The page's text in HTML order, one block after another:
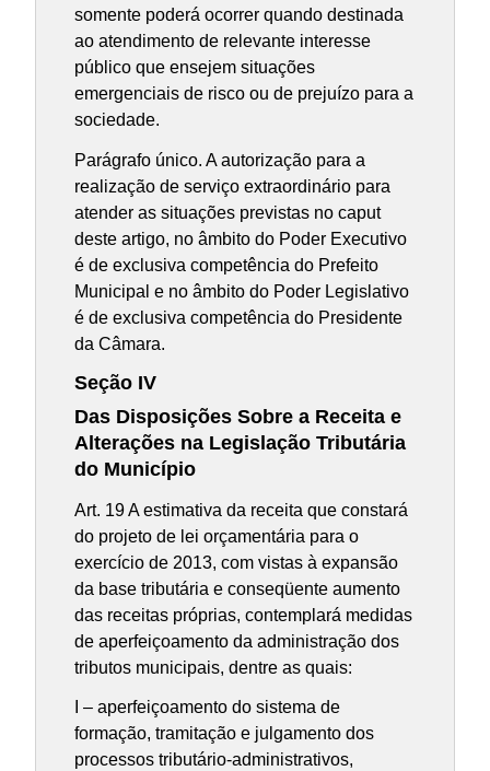
somente poderá ocorrer quando destinada
ao atendimento de relevante interesse
público que ensejem situações
emergenciais de risco ou de prejuízo para a
sociedade.
Parágrafo único. A autorização para a
realização de serviço extraordinário para
atender as situações previstas no caput
deste artigo, no âmbito do Poder Executivo
é de exclusiva competência do Prefeito
Municipal e no âmbito do Poder Legislativo
é de exclusiva competência do Presidente
da Câmara.
Seção IV
Das Disposições Sobre a Receita e
Alterações na Legislação Tributária
do Município
Art. 19 A estimativa da receita que constará
do projeto de lei orçamentária para o
exercício de 2013, com vistas à expansão
da base tributária e conseqüente aumento
das receitas próprias, contemplará medidas
de aperfeiçoamento da administração dos
tributos municipais, dentre as quais:
I – aperfeiçoamento do sistema de
formação, tramitação e julgamento dos
processos tributário-administrativos,